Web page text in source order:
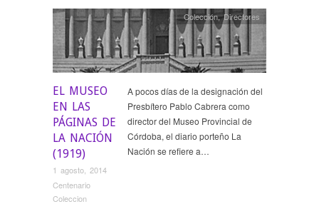
EL MUSEO
EN LAS
PÁGINAS DE
LA NACIÓN
(1919)
1 agosto, 2014
Centenario
Coleccion
Colección,Directores
A pocos días de la designación del
Presbítero Pablo Cabrera como
director del Museo Provincial de
Córdoba, el diario porteño La
Nación se refiere a…